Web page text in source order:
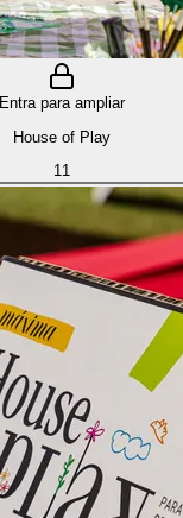
Entra para ampliar
House of Play
11